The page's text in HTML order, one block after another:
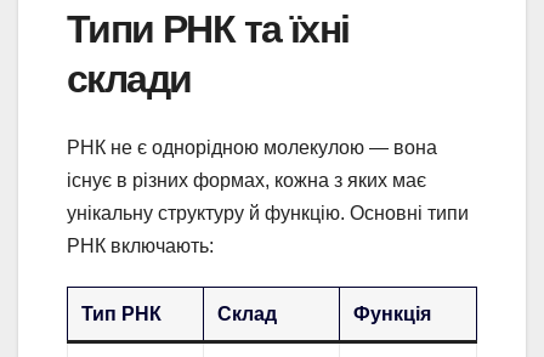
Типи РНК та їхні
склади
РНК не є однорідною молекулою — вона
існує в різних формах, кожна з яких має
унікальну структуру й функцію. Основні типи
РНК включають:
Тип РНК Склад Функція